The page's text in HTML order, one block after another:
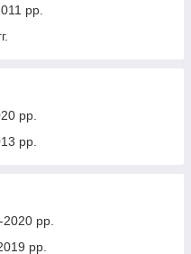
рр.
рр.
CV36) 2006-2015 гг.
2019 рр.
рр.
рр.
рр.
рр.
рр.
рр.